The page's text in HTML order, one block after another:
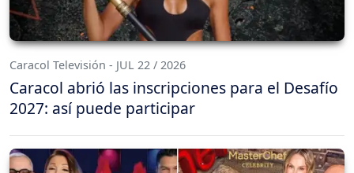
Caracol Televisión - JUL 22 / 2026
Caracol abrió las inscripciones para el Desafío
2027: así puede participar